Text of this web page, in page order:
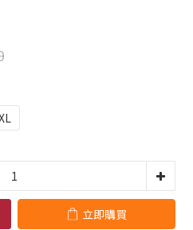
立即購買